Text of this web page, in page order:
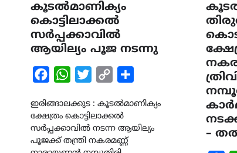
കൂടൽമാണിക്യം
കൊട്ടിലാക്കല്‍
സർപ്പക്കാവിൽ
ആയില്യം പൂജ നടന്നു
FacebookWhatsAppTwitterCopy
ഇരിങ്ങാലക്കുട : കൂടല്‍മാണിക്യം
ക്ഷേത്രം കൊട്ടിലാക്കല്‍
സര്‍പ്പക്കാവില്‍ നടന്ന ആയില്യം
പൂജക്ക് തന്ത്രി നകരമണ്ണ്
–